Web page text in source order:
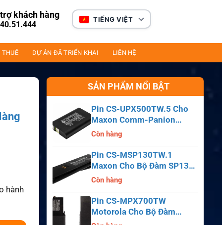
khách hàng TIẾNG VIỆT
THUÊ DỰ ÁN ĐÃ TRIỂN KHAI LIÊN HỆ
hành
SẢN PHẨM NỔI BẬT
Pin CS-UPX500TW.5 Cho
Maxon Comm-Panion
CP0150, CP0511, CP0515
Còn hàng
Pin CS-MSP130TW.1
Maxon Cho Bộ Đàm SP130,
SP140, SP150, SL55
Còn hàng
Pin CS-MPX700TW
Motorola Cho Bộ Đàm
APX6000, APX7000,